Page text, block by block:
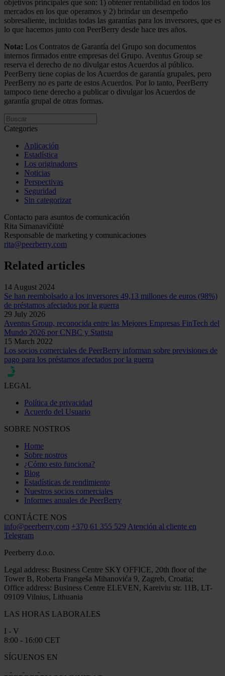
objetivos principales que son: 1) obtener rentabilidad en todos los
mercados en los que operamos y 2) brindar un desempeño
sobresaliente, incluidas todas las garantías para los inversores, que es
lo que hacemos junto con PeerBerry desde hace tres años.
Nota: Los Contratos de Garantía del Grupo son documentos
internos firmados entre empresas del Grupo. Aventus Group se
reserva el derecho de no divulgar estos Acuerdos al público.
PeerBerry tiene copias de los Acuerdos de garantía grupales, pero
PeerBerry no es parte de estos Acuerdos. Por lo tanto, PeerBerry
tampoco tiene derecho a publicar o divulgar los Acuerdos de
garantía grupal de otras formas.
Categories
Aplicación
Estadística
Los originadores
Noticias
Perspectivas
Seguridad
Sin categorizar
Contacto para asuntos de comunicación
Rita Simanavičiūtė
Responsable de marketing y comunicaciones
rita@peerberry.com
Related articles
14 August 2024
Se han reembolsado a los inversores 49,13 millones de euros (98%)
de préstamos afectados por la guerra
29 July 2026
Aventus Group, reconocida entre las Mejores Empresas FinTech del
Mundo 2026 por CNBC y Statista
15 March 2022
Los socios comerciales de PeerBerry informan sobre previsiones de
pago para los préstamos afectados por la guerra
LEGAL
Política de privacidad
Acuerdo del Usuario
SOBRE NOSTROS
Home
Sobre nostros
¿Cómo esto funciona?
Blog
Estadísticas de rendimiento
Nuestros socios comerciales
Informes anuales de PeerBerry
CONTÁCTE NOS
info@peerberry.com +370 61 355 529 Atención al cliente en
Telegram
Peerberry d.o.o.
Legal address: Business Centre SKY OFFICE, 20th floor of the
Tower B, Roberta Frangeša Mihanovića 9, Zagreb, Croatia;
Office address: Business Centre ELEVEN, Kareiviu str. 11B, LT-
09109 Vilnius, Lithuania
LAS HORAS LABORALES
I - V
8:00 - 16:00 CET
SÍGUENOS EN